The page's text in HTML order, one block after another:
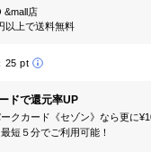
&mall店
以上で送料無料
25 pt
ドで還元率UP
クカード《セゾン》なら更に
短５分でご利用可能！